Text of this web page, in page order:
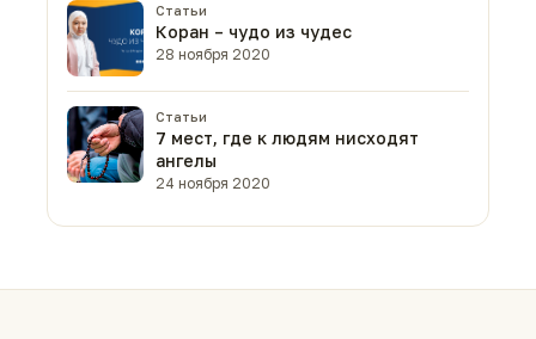
Статьи
Коран – чудо из чудес
28 ноября 2020
Статьи
7 мест, где к людям нисходят
ангелы
24 ноября 2020